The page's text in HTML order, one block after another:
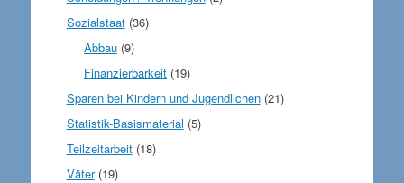
Sozialstaat(36)
Abbau (9)
Finanzierbarkeit (19)
Sparen bei Kindern und Jugendlichen(21)
Statistik-Basismaterial (5)
Teilzeitarbeit(18)
Väter(19)